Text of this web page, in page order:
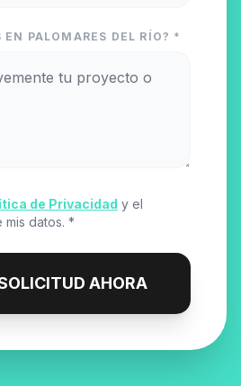
EN PALOMARES DEL RÍO? *
de Privacidad y el
mis datos. *
AHORA